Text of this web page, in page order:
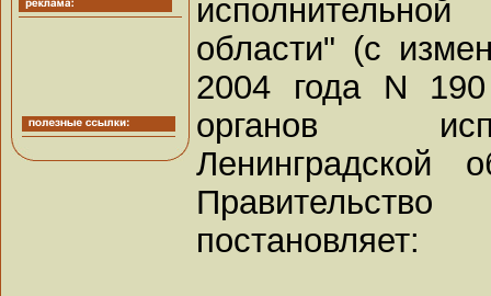
области" (с
2004 года N
органов
Ленинградской
Правительство
постановляет: